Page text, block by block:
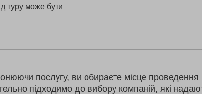
туру може бути
послугу, ви обираєте місце
підходимо до вибору компаній, які